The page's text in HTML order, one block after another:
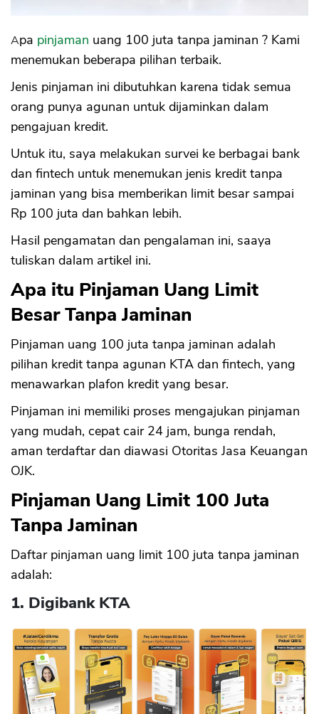
Apa pinjaman uang 100 juta tanpa jaminan ? Kami
menemukan beberapa pilihan terbaik.
Jenis pinjaman ini dibutuhkan karena tidak semua
orang punya agunan untuk dijaminkan dalam
pengajuan kredit.
Untuk itu, saya melakukan survei ke berbagai bank
dan fintech untuk menemukan jenis kredit tanpa
jaminan yang bisa memberikan limit besar sampai
Rp 100 juta dan bahkan lebih.
Hasil pengamatan dan pengalaman ini, saaya
tuliskan dalam artikel ini.
Apa itu Pinjaman Uang Limit
Besar Tanpa Jaminan
Pinjaman uang 100 juta tanpa jaminan adalah
pilihan kredit tanpa agunan KTA dan fintech, yang
menawarkan plafon kredit yang besar.
Pinjaman ini memiliki proses mengajukan pinjaman
yang mudah, cepat cair 24 jam, bunga rendah,
aman terdaftar dan diawasi Otoritas Jasa Keuangan
OJK.
Pinjaman Uang Limit 100 Juta
Tanpa Jaminan
Daftar pinjaman uang limit 100 juta tanpa jaminan
adalah:
1. Digibank KTA